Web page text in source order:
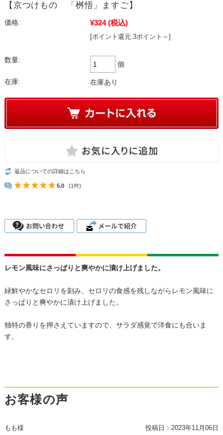
【京つけもの 「桝悟」ますご】
価格: ¥324 (税込)
[ポイント還元 3ポイント～]
数量:
個
在庫: 在庫あり
返品についての詳細はこちら
5.0 (1件)
レモン風味にさっぱりと爽やかに漬け上げました。
緑鮮やかなセロリを刻み、セロリの食感を残しながらレモン風味に
さっぱりと爽やかに漬け上げました。
独特の香りを押さえていますので、サラダ感覚で洋食にも合いま
す。
お客様の声
もも様 投稿日： 2023年11月06日